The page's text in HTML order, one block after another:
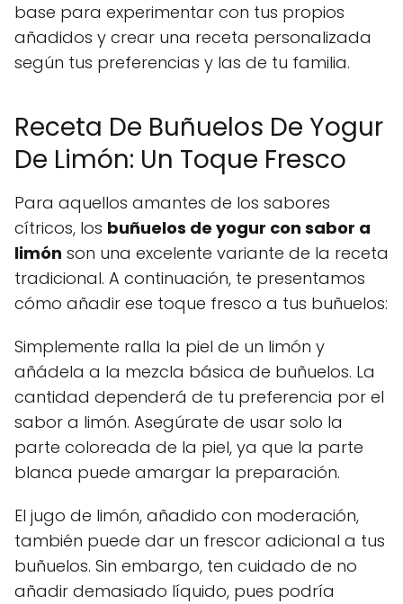
base para experimentar con tus propios
añadidos y crear una receta personalizada
según tus preferencias y las de tu familia.
Receta De Buñuelos De Yogur
De Limón: Un Toque Fresco
Para aquellos amantes de los sabores
cítricos, los buñuelos de yogur con sabor a
limón son una excelente variante de la receta
tradicional. A continuación, te presentamos
cómo añadir ese toque fresco a tus buñuelos:
Simplemente ralla la piel de un limón y
añádela a la mezcla básica de buñuelos. La
cantidad dependerá de tu preferencia por el
sabor a limón. Asegúrate de usar solo la
parte coloreada de la piel, ya que la parte
blanca puede amargar la preparación.
El jugo de limón, añadido con moderación,
también puede dar un frescor adicional a tus
buñuelos. Sin embargo, ten cuidado de no
añadir demasiado líquido, pues podría